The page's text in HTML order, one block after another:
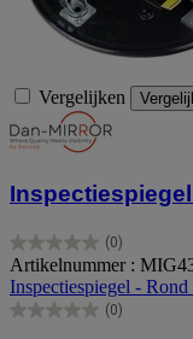
Vergelijken
(0)
0.0
van
de
5
Artikelnummer :
Inspectiespiegel -
(0)
0.0